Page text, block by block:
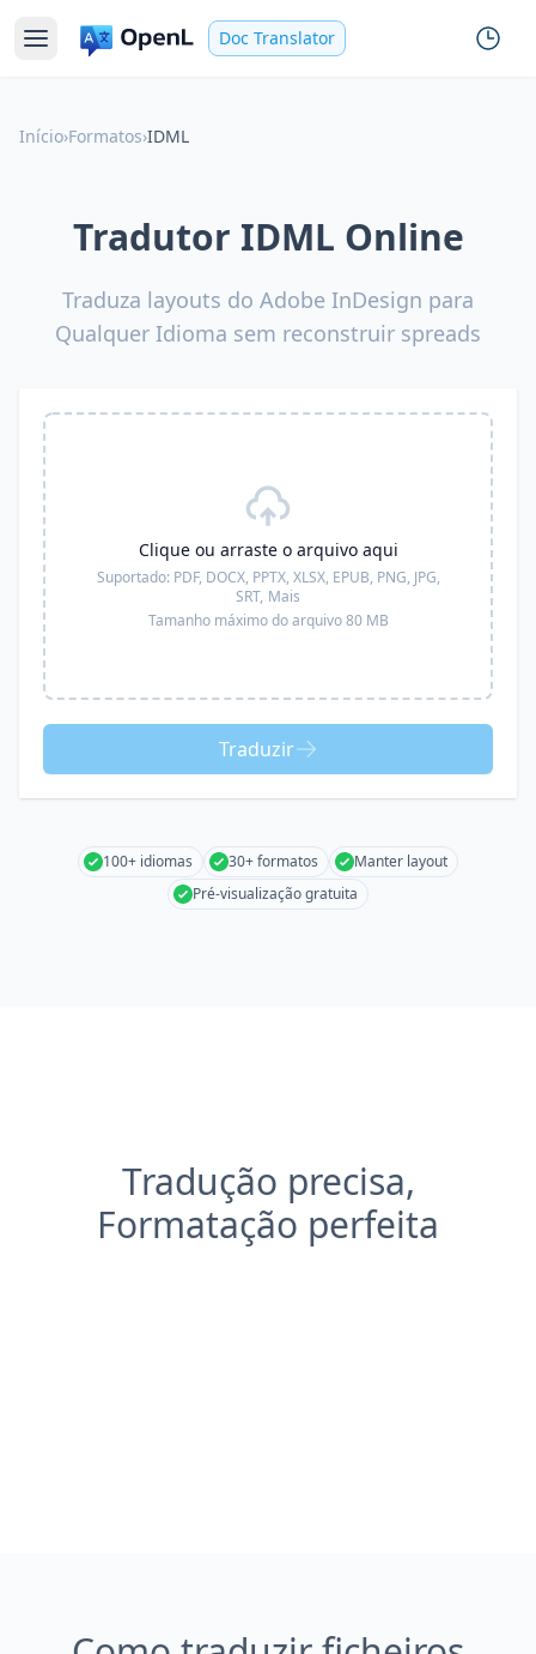
Doc Translator
Início›Formatos›IDML
Tradutor IDML Online
Traduza layouts do Adobe InDesign para
Qualquer Idioma sem reconstruir spreads
Clique ou arraste o arquivo aqui
Suportado: PDF, DOCX, PPTX, XLSX, EPUB, PNG, JPG,
SRT, Mais
Tamanho máximo do arquivo 80 MB
Traduzir
100+ idiomas 30+ formatos
Manter layout
Pré-visualização gratuita
Tradução precisa,
Formatação perfeita